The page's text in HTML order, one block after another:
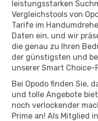
leistungsstarken
Vergleichstools von
Tarife im
Daten ein, und wir
die genau zu Ihren
der günstigsten und
unserer Smart Choice-
Bei Opodo finden Sie,
und tolle Angebote
noch verlockender
Prime an! Als Mitglied